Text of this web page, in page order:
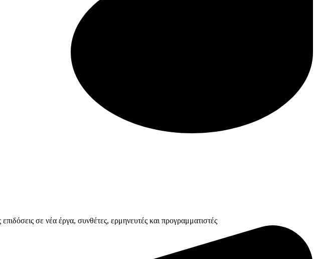
σε νέα έργα, συνθέτες, ερμηνευτές και προγραμματιστές